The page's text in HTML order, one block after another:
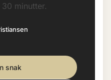
minutter.
snak